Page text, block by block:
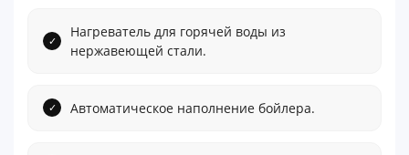
Нагреватель для горячей воды из
нержавеющей стали.
Автоматическое наполнение бойлера.